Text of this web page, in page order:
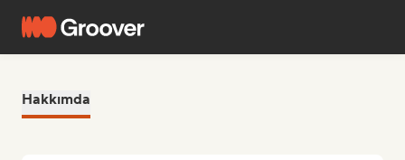
Hakkımda